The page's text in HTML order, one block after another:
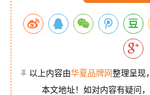
以上内容由华夏品牌网整理呈现
本文地址！如对内容有疑问